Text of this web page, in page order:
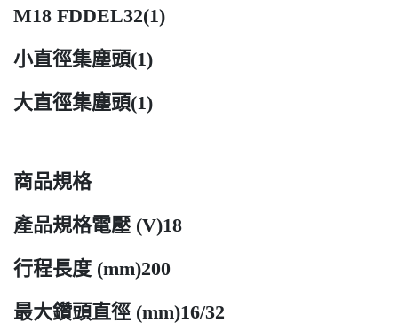
M18 FDDEL32(1)
小直徑集塵頭(1)
大直徑集塵頭(1)
商品規格
產品規格電壓 (V)18
行程長度 (mm)200
最大鑽頭直徑 (mm)16/32